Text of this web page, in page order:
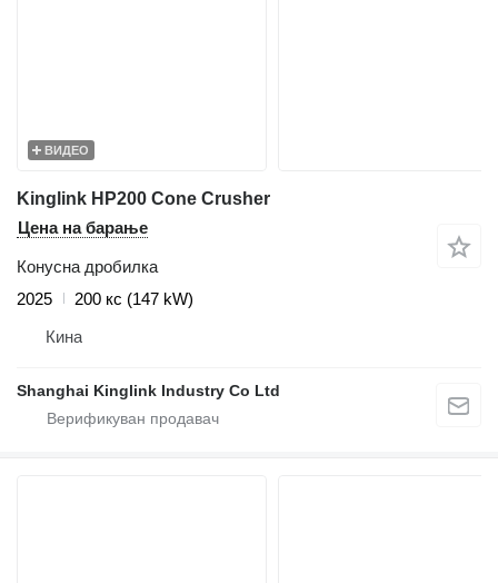
ВИДЕО
Kinglink HP200 Cone Crusher
Цена на барање
Конусна дробилка
2025
200 кс (147 kW)
Кина
Shanghai Kinglink Industry Co Ltd